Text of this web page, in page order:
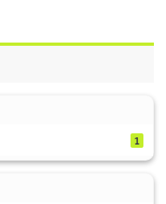
1